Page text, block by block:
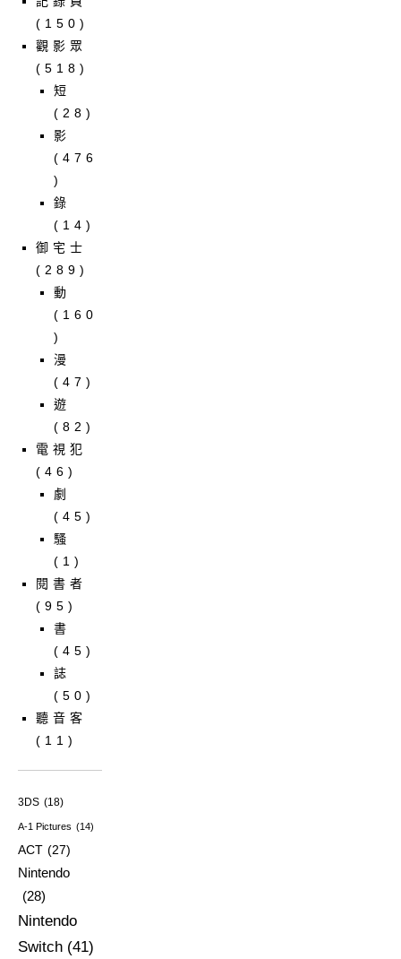
(150)
觀影眾
(518)
短
(28)
影
(476
)
錄
(14)
御宅士
(289)
動
(160
)
漫
(47)
遊
(82)
電視犯
(46)
劇
(45)
騷
(1)
閱書者
(95)
書
(45)
誌
(50)
聽音客
(11)
3DS (18)
A-1 Pictures (14)
ACT (27)
Nintendo
(28)
Nintendo
Switch (41)